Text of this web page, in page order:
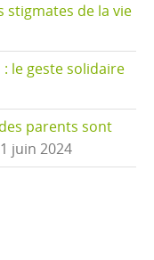
stigmates de la vie
le geste solidaire
parents sont
juin 2024